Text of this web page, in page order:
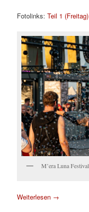
Fotolinks:Teil 1 (Freitag)
M’era Luna Festival
Weiterlesen →